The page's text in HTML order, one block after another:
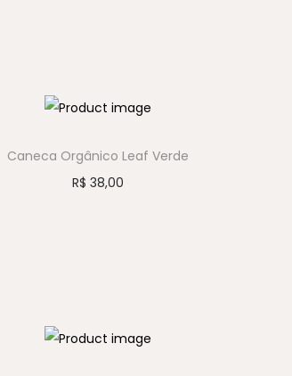
Caneca Orgânico Leaf Verde
R$ 38,00